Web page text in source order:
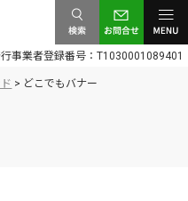
検索
お問合
メニュ
事業者登録番号：T1030001089401
> どこでもバナー